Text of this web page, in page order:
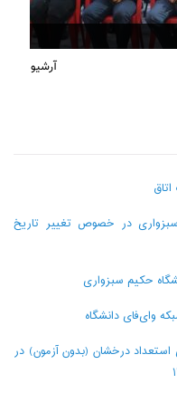
آرشیو
در خصوص تغییر تاریخ
وای‌فای دانشگاه
استعداد درخشان (بدون آزمون) در